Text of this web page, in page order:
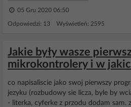
05 Gru 2020 06:50
Odpowiedzi: 13 Wyświetleń: 2595
Jakie były wasze
mikrokontrolery i w
co napisaliscie jako swoj pierwszy
jezyku (rozbudowy sie licza, byle by
- literka, cyferke z przodu dodam sam.